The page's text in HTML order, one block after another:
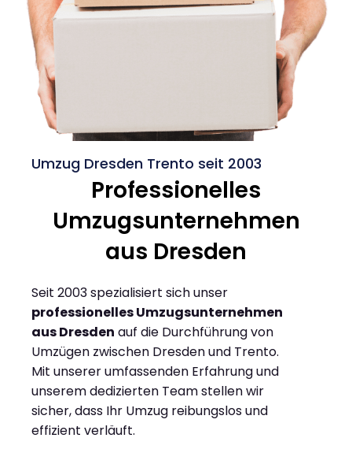
Umzug Dresden Trento seit 2003
Professionelles
Umzugsunternehmen
aus Dresden
Seit 2003 spezialisiert sich unser
professionelles Umzugsunternehmen
aus Dresden auf die Durchführung von
Umzügen zwischen Dresden und Trento.
Mit unserer umfassenden Erfahrung und
unserem dedizierten Team stellen wir
sicher, dass Ihr Umzug reibungslos und
effizient verläuft.